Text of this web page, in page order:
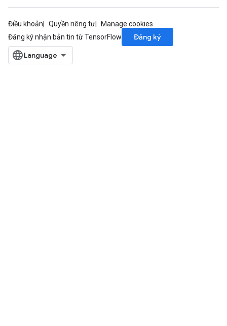
Điều khoản Quyền riêng tư
Manage cookies
Đăng ký nhận bản tin từ TensorFlow
Đăng ký